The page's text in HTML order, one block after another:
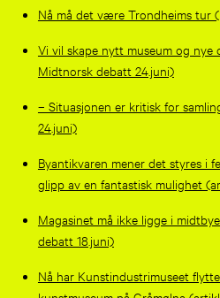
Nå må det være Trondheims tur
Vi vil skape nytt museum og nye
Midtnorsk debatt 24.juni)
– Situasjonen er kritisk for
24.juni)
Byantikvaren mener det styres i
glipp av en fantastisk mulighet
Magasinet må ikke ligge i
debatt 18.juni)
Nå har Kunstindustrimuseet